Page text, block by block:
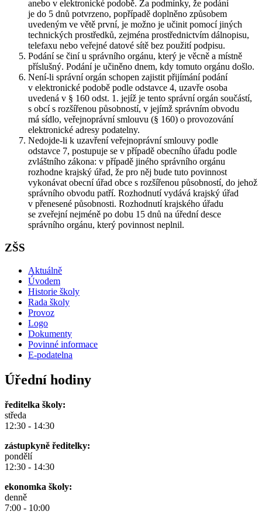
anebo v elektronické podobě. Za podmínky, že podání
je do 5 dnů potvrzeno, popřípadě doplněno způsobem
uvedeným ve větě první, je možno je učinit pomocí jiných
technických prostředků, zejména prostřednictvím dálnopisu,
telefaxu nebo veřejné datové sítě bez použití podpisu.
Podání se činí u správního orgánu, který je věcně a místně
příslušný. Podání je učiněno dnem, kdy tomuto orgánu došlo.
Není-li správní orgán schopen zajistit přijímání podání
v elektronické podobě podle odstavce 4, uzavře osoba
uvedená v § 160 odst. 1. jejíž je tento správní orgán součástí,
s obcí s rozšířenou působností, v jejímž správním obvodu
má sídlo, veřejnoprávní smlouvu (§ 160) o provozování
elektronické adresy podatelny.
Nedojde-li k uzavření veřejnoprávní smlouvy podle
odstavce 7, postupuje se v případě obecního úřadu podle
zvláštního zákona: v případě jiného správního orgánu
rozhodne krajský úřad, že pro něj bude tuto povinnost
vykonávat obecní úřad obce s rozšířenou působností, do jehož
správního obvodu patří. Rozhodnutí vydává krajský úřad
v přenesené působnosti. Rozhodnutí krajského úřadu
se zveřejní nejméně po dobu 15 dnů na úřední desce
správního orgánu, který povinnost neplnil.
ZŠS
Aktuálně
Úvodem
Historie školy
Rada školy
Provoz
Logo
Dokumenty
Povinné informace
E-podatelna
Úřední hodiny
ředitelka školy:
středa
12:30 - 14:30
zástupkyně ředitelky:
pondělí
12:30 - 14:30
ekonomka školy:
denně
7:00 - 10:00